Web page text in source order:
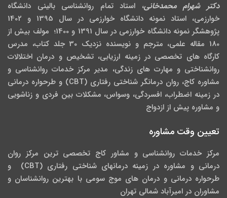
دکتر شهرام محمدخانی، استاد تمام روانشناسی بالینی دانشگاه
خوارزمی، استاد نمونه دانشگاه خوارزمی در سال 1395 و 1402
پژوهشگر نمونه دانشگاه خوارزمی در سال 1391 و 1400؛ مولف بیش از
180 مقاله علمی، مترجم و نویسنده نزدیک 30 جلد کتاب، مدرس
کارگاه­ های تخصصی در زمینه ارزیابی، تشخیص و درمان اختلالات
روانشناختی و مهارت های زندگی، مدیر مرکز خدمات روانشناسی و
مشاوره کاج، روان­ درمانگر شناختی رفتاری (CBT) و طرحواره درمانی
در زمینه اضطراب، افسردگی، وسواس، مشکلات بین فردی و زناشویی
و مشاوره پیش از ازدواج
تعیین وقت مشاوره
مرکز خدمات روانشناسی و مشاور کاج تخصصی‏ ترین مرکز روان
درمانی و مشاوره در زمینه درمان‏های شناختی رفتاری (CBT) و
طرحواره درمانی و درمان های موج سومی با بهترین روانشناسان و
مشاوران در امیرآباد شمالی تهران